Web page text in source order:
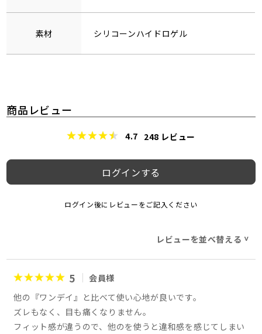
素材 シリコーンハイドロゲル
商品レビュー
4.7 248 レビュー
ログインする
ログイン後にレビューをご記入ください
レビューを並べ替える >
5
会員様
他の『ワンデイ』と比べて使い心地が良いです。
ズレもなく、目も痛くなりません。
フィット感が違うので、他のを使うと違和感を感じてしまい